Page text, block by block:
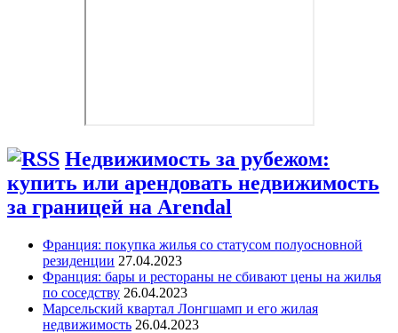
Недвижимость за рубежом:
купить или арендовать недвижимость
за границей на Arendal
Франция: покупка жилья со статусом полуосновной
резиденции 27.04.2023
Франция: бары и рестораны не сбивают цены на жилья
по соседству 26.04.2023
Марсельский квартал Лонгшамп и его жилая
недвижимость 26.04.2023